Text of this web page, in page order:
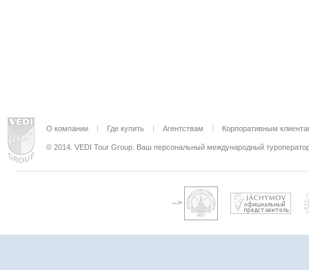
О компании Где купить Агентствам Корпоративным
© 2014. VEDI Tour Group. Ваш персональный международный
-->